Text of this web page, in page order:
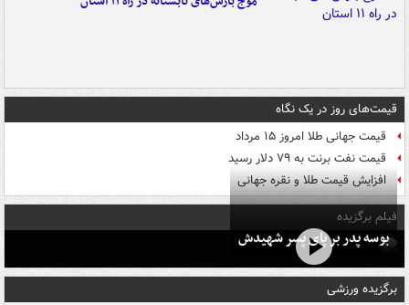
قیمت‌های روز در یک نگاه
قیمت جهانی طلا امروز ۱۵ مرداد
قیمت نفت برنت به ۷۹ دلار رسید
افزایش قیمت طلا و نقره جهانی
فیلم برگزیده
بوسه‌ پدر بر پای پسر شهیدش
برگزیده ورزشی